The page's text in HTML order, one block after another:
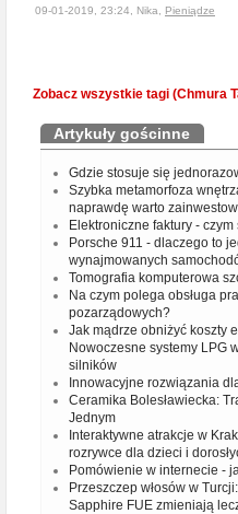
09-01-2019, 23:24, Nika, Pieniądze
Zobacz wszystkie tagi (Chmura
Artykuły gościnne
Gdzie stosuje się
Szybka metamorfoza
naprawdę warto
Elektroniczne faktury -
Porsche 911 - dlaczego to
wynajmowanych
Tomografia komputerowa
Na czym polega obsługa
pozarządowych?
Jak mądrze obniżyć koszty
Nowoczesne systemy LPG
silników
Innowacyjne rozwiązania
Ceramika Bolesławiecka:
Jednym
Interaktywne atrakcje w
rozrywce dla dzieci i
Pomówienie w internecie -
Przeszczep włosów w
Sapphire FUE zmieniają